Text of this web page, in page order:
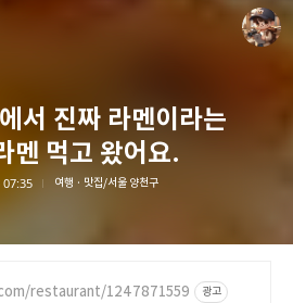
서 진짜 라멘이라는
멘 먹고 왔어요.
07:35 여행 · 맛집/서울 양천구
restaurant/1247871559 광고
담덕이의 탐방일지